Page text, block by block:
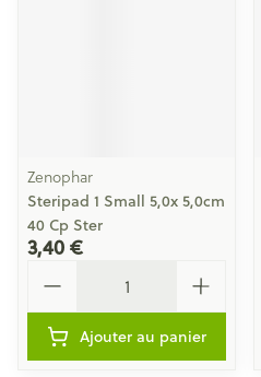
Zenophar
Steripad 1 Small 5,0x 5,0cm
40 Cp Ster
3,40 €
Ajouter au panier